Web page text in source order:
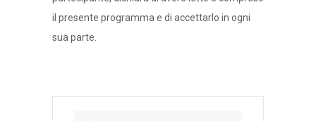
il presente programma e di accettarlo in ogni
sua parte.